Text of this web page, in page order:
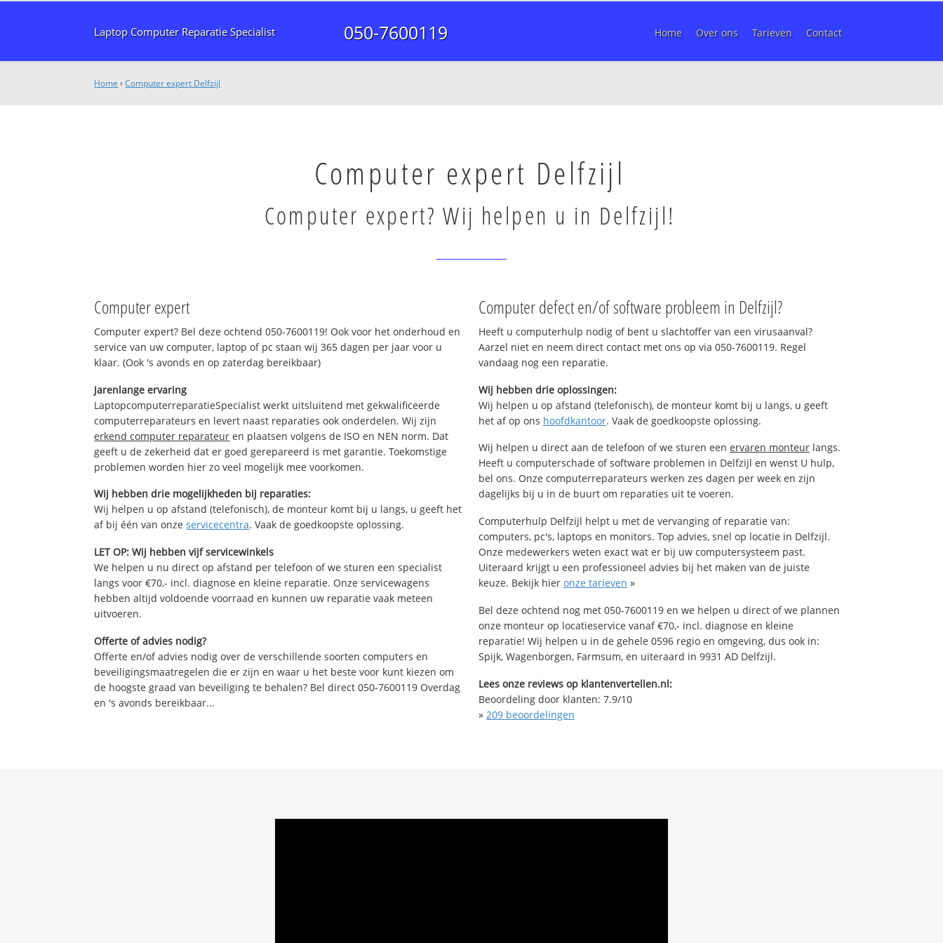
Laptop Computer Reparatie Specialist 050-7600119 Home Over ons Tarieven Contact
Home ›Computer expert Delfzijl
Computer expert Delfzijl
Computer expert? Wij helpen u in Delfzijl!
Computer expert
Computer expert? Bel deze ochtend 050-7600119! Ook voor het onderhoud en
service van uw computer, laptop of pc staan wij 365 dagen per jaar voor u
klaar. (Ook 's avonds en op zaterdag bereikbaar)
Jarenlange ervaring
LaptopcomputerreparatieSpecialist werkt uitsluitend met gekwalificeerde
computerreparateurs en levert naast reparaties ook onderdelen. Wij zijn
erkend computer reparateur en plaatsen volgens de ISO en NEN norm. Dat
geeft u de zekerheid dat er goed gerepareerd is met garantie. Toekomstige
problemen worden hier zo veel mogelijk mee voorkomen.
Wij hebben drie mogelijkheden bij reparaties:
Wij helpen u op afstand (telefonisch), de monteur komt bij u langs, u geeft het
af bij één van onzeservicecentra. Vaak de goedkoopste oplossing.
LET OP: Wij hebben vijf servicewinkels
We helpen u nu direct op afstand per telefoon of we sturen een specialist
langs voor €70,- incl. diagnose en kleine reparatie. Onze servicewagens
hebben altijd voldoende voorraad en kunnen uw reparatie vaak meteen
uitvoeren.
Offerte of advies nodig?
Offerte en/of advies nodig over de verschillende soorten computers en
beveiligingsmaatregelen die er zijn en waar u het beste voor kunt kiezen om
de hoogste graad van beveiliging te behalen? Bel direct 050-7600119 Overdag
en 's avonds bereikbaar...
Computer defect en/of software probleem in Delfzijl?
Heeft u computerhulp nodig of bent u slachtoffer van een virusaanval?
Aarzel niet en neem direct contact met ons op via 050-7600119. Regel
vandaag nog een reparatie.
Wij hebben drie oplossingen:
Wij helpen u op afstand (telefonisch), de monteur komt bij u langs, u geeft
het af op ons hoofdkantoor. Vaak de goedkoopste oplossing.
Wij helpen u direct aan de telefoon of we sturen een ervaren monteur langs.
Heeft u computerschade of software problemen in Delfzijl en wenst U hulp,
bel ons. Onze computerreparateurs werken zes dagen per week en zijn
dagelijks bij u in de buurt om reparaties uit te voeren.
Computerhulp Delfzijl helpt u met de vervanging of reparatie van:
computers, pc's, laptops en monitors. Top advies, snel op locatie in Delfzijl.
Onze medewerkers weten exact wat er bij uw computersysteem past.
Uiteraard krijgt u een professioneel advies bij het maken van de juiste
keuze. Bekijk hier onze tarieven »
Bel deze ochtend nog met 050-7600119 en we helpen u direct of we plannen
onze monteur op locatieservice vanaf €70,- incl. diagnose en kleine
reparatie! Wij helpen u in de gehele 0596 regio en omgeving, dus ook in:
Spijk, Wagenborgen, Farmsum, en uiteraard in 9931 AD Delfzijl.
Lees onze reviews op klantenvertellen.nl:
Beoordeling door klanten: 7.9/10
» 209 beoordelingen